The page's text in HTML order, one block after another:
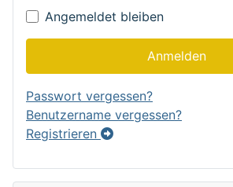
Angemeldet bleiben
Anmelden
Passwort vergessen?
Benutzername vergessen?
Registrieren